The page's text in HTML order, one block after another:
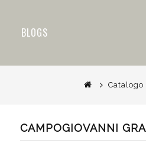
BLOGS
Catalogo
CAMPOGIOVANNI